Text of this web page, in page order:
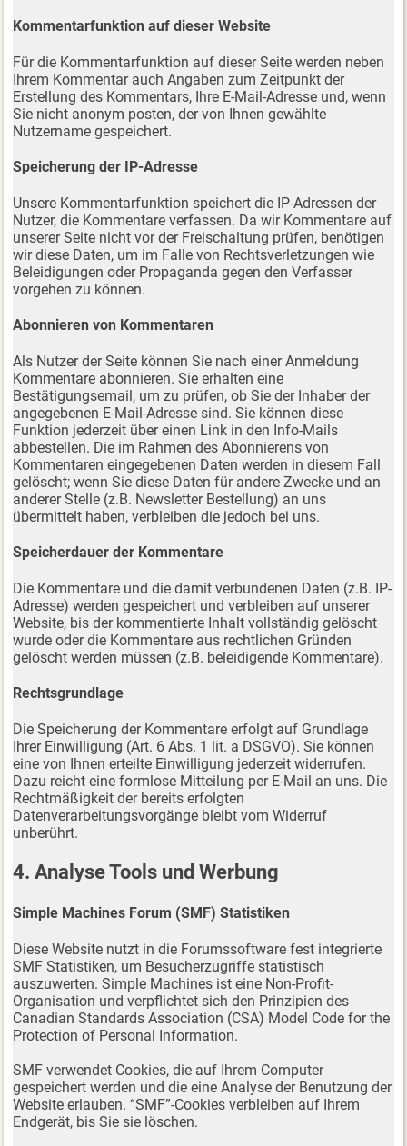
Kommentarfunktion auf dieser Website
Für die Kommentarfunktion auf dieser Seite werden neben
Ihrem Kommentar auch Angaben zum Zeitpunkt der
Erstellung des Kommentars, Ihre E-Mail-Adresse und, wenn
Sie nicht anonym posten, der von Ihnen gewählte
Nutzername gespeichert.
Speicherung der IP-Adresse
Unsere Kommentarfunktion speichert die IP-Adressen der
Nutzer, die Kommentare verfassen. Da wir Kommentare auf
unserer Seite nicht vor der Freischaltung prüfen, benötigen
wir diese Daten, um im Falle von Rechtsverletzungen wie
Beleidigungen oder Propaganda gegen den Verfasser
vorgehen zu können.
Abonnieren von Kommentaren
Als Nutzer der Seite können Sie nach einer Anmeldung
Kommentare abonnieren. Sie erhalten eine
Bestätigungsemail, um zu prüfen, ob Sie der Inhaber der
angegebenen E-Mail-Adresse sind. Sie können diese
Funktion jederzeit über einen Link in den Info-Mails
abbestellen. Die im Rahmen des Abonnierens von
Kommentaren eingegebenen Daten werden in diesem Fall
gelöscht; wenn Sie diese Daten für andere Zwecke und an
anderer Stelle (z.B. Newsletter Bestellung) an uns
übermittelt haben, verbleiben die jedoch bei uns.
Speicherdauer der Kommentare
Die Kommentare und die damit verbundenen Daten (z.B. IP-
Adresse) werden gespeichert und verbleiben auf unserer
Website, bis der kommentierte Inhalt vollständig gelöscht
wurde oder die Kommentare aus rechtlichen Gründen
gelöscht werden müssen (z.B. beleidigende Kommentare).
Rechtsgrundlage
Die Speicherung der Kommentare erfolgt auf Grundlage
Ihrer Einwilligung (Art. 6 Abs. 1 lit. a DSGVO). Sie können
eine von Ihnen erteilte Einwilligung jederzeit widerrufen.
Dazu reicht eine formlose Mitteilung per E-Mail an uns. Die
Rechtmäßigkeit der bereits erfolgten
Datenverarbeitungsvorgänge bleibt vom Widerruf
unberührt.
4. Analyse Tools und Werbung
Simple Machines Forum (SMF) Statistiken
Diese Website nutzt in die Forumssoftware fest integrierte
SMF Statistiken, um Besucherzugriffe statistisch
auszuwerten. Simple Machines ist eine Non-Profit-
Organisation und verpflichtet sich den Prinzipien des
Canadian Standards Association (CSA) Model Code for the
Protection of Personal Information.
SMF verwendet Cookies, die auf Ihrem Computer
gespeichert werden und die eine Analyse der Benutzung der
Website erlauben. “SMF”-Cookies verbleiben auf Ihrem
Endgerät, bis Sie sie löschen.